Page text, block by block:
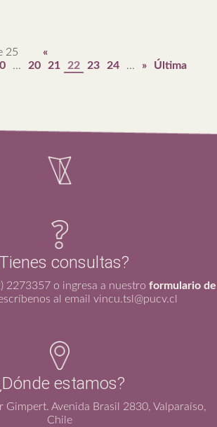
25
«
... 20 21 22 23 24 ... »
Última
consultas?
2273357 o ingresa a nuestro formulario de
al email vincu.tsl@pucv.cl
estamos?
Gimpert. Avenida Brasil 2830, Valparaíso,
Chile